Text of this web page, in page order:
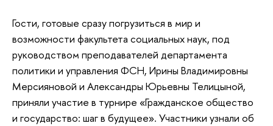
Гости, готовые сразу погрузиться в мир и
возможности факультета социальных наук, под
руководством преподавателей департамента
политики и управления ФСН, Ирины Владимировны
Мерсияновой и Александры Юрьевны Телицыной,
приняли участие в турнире «Гражданское общество
и государство: шаг в будущее». Участники узнали об